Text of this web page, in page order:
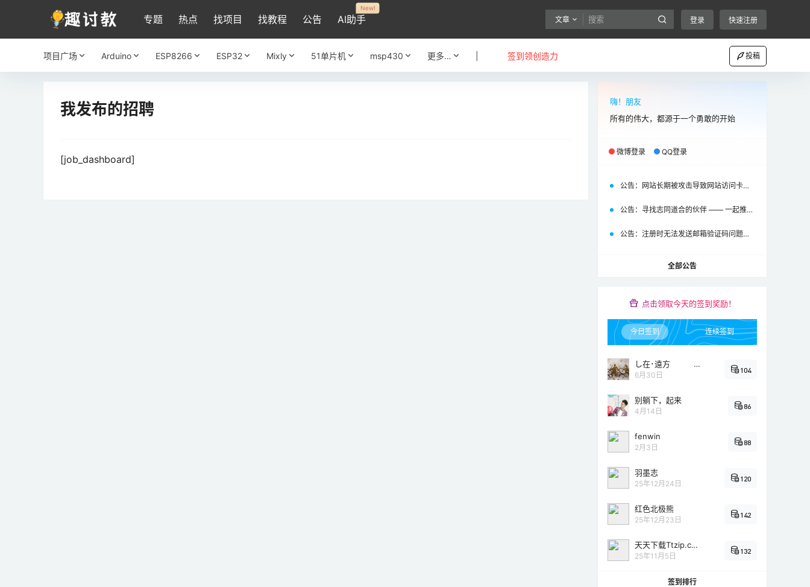
专题 热点 找项目 找教程 公告 AI助手
New!
文章 登录 快速注册
项目广场 Arduino ESP8266 ESP32 Mixly 51单片机 msp430 更多… 签到领创造力 投稿
我发布的招聘
[job_dashboard]
嗨！朋友
所有的伟大，都源于一个勇敢的开始
微博登录 QQ登录
公告： 网站长期被攻击导致网站访问卡顿，黑名单IP公布
公告： 寻找志同道合的伙伴 —— 一起推动“趣讨教”与“MakerSNS”的成长
公告： 注册时无法发送邮箱验证码问题已修复
全部公告
点击领取今天的签到奖励！
今日签到 连续签到
し在･遠方 ?
6月30日
104
别躺下，起来
4月14日
86
fenwin
2月3日
88
羽墨志
25年12月24日
120
红色北极熊
25年12月23日
142
天天下载Ttzip.com
25年11月5日
132
签到排行